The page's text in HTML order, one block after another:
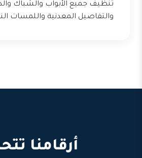
تنظيف جميع الأبواب والشباك
والتفاصيل المعدنية واللمسات
أرقامنا